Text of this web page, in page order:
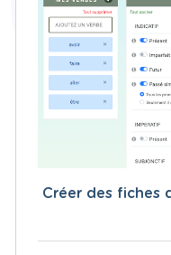
Créer des fiches